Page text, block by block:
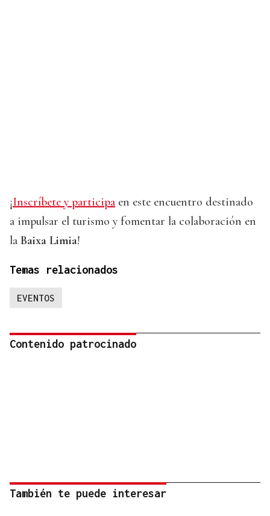
¡Inscríbete y participa en este encuentro destinado
a impulsar el turismo y fomentar la colaboración en
la Baixa Limia!
Temas relacionados
EVENTOS
Contenido patrocinado
También te puede interesar